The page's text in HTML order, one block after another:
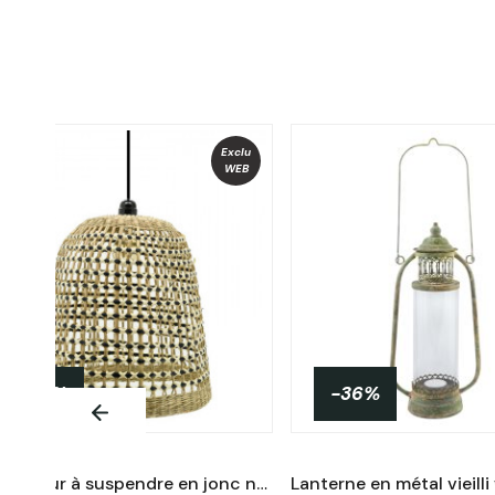
Exclu
WEB
-13%
Abat-jour à suspendre en jonc naturel ajouré
-36%